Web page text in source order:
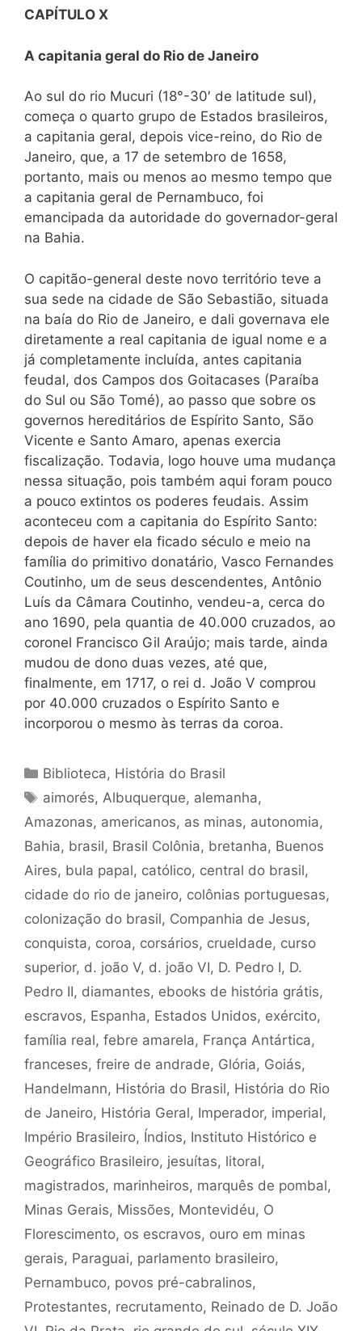
CAPÍTULO X
A capitania geral do Rio de Janeiro
Ao sul do rio Mucuri (18°-30′ de latitude sul),
começa o quarto grupo de Estados brasileiros,
a capitania geral, depois vice-reino, do Rio de
Janeiro, que, a 17 de setembro de 1658,
portanto, mais ou menos ao mesmo tempo que
a capitania geral de Pernambuco, foi
emancipada da autoridade do governador-geral
na Bahia.
O capitão-general deste novo território teve a
sua sede na cidade de São Sebastião, situada
na baía do Rio de Janeiro, e dali governava ele
diretamente a real capitania de igual nome e a
já completamente incluída, antes capitania
feudal, dos Campos dos Goitacases (Paraíba
do Sul ou São Tomé), ao passo que sobre os
governos hereditários de Espírito Santo, São
Vicente e Santo Amaro, apenas exercia
fiscalização. Todavia, logo houve uma mudança
nessa situação, pois também aqui foram pouco
a pouco extintos os poderes feudais. Assim
aconteceu com a capitania do Espírito Santo:
depois de haver ela ficado século e meio na
família do primitivo donatário, Vasco Fernandes
Coutinho, um de seus descendentes, Antônio
Luís da Câmara Coutinho, vendeu-a, cerca do
ano 1690, pela quantia de 40.000 cruzados, ao
coronel Francisco Gil Araújo; mais tarde, ainda
mudou de dono duas vezes, até que,
finalmente, em 1717, o rei d. João V comprou
por 40.000 cruzados o Espírito Santo e
incorporou o mesmo às terras da coroa.
Categorias
Biblioteca, História do Brasil
Tags
aimorés, Albuquerque, alemanha,
Amazonas, americanos, as minas, autonomia,
Bahia, brasil, Brasil Colônia, bretanha, Buenos
Aires, bula papal, católico, central do brasil,
cidade do rio de janeiro, colônias portuguesas,
colonização do brasil, Companhia de Jesus,
conquista, coroa, corsários, crueldade, curso
superior, d. joão V, d. joão VI, D. Pedro I, D.
Pedro II, diamantes, ebooks de história grátis,
escravos, Espanha, Estados Unidos, exército,
família real, febre amarela, França Antártica,
franceses, freire de andrade, Glória, Goiás,
Handelmann, História do Brasil, História do Rio
de Janeiro, História Geral, Imperador, imperial,
Império Brasileiro, Índios, Instituto Histórico e
Geográfico Brasileiro, jesuítas, litoral,
magistrados, marinheiros, marquês de pombal,
Minas Gerais, Missões, Montevidéu, O
Florescimento, os escravos, ouro em minas
gerais, Paraguai, parlamento brasileiro,
Pernambuco, povos pré-cabralinos,
Protestantes, recrutamento, Reinado de D. João